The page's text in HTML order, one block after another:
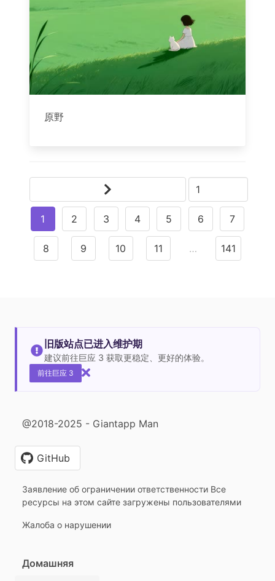
原野
1 2 3 4 5 6 7
8 9 10 11 … 141
旧版站点已进入维护期
建议前往巨应 3 获取更稳定、更好的体验。
前往巨应 3
@2018-2025 - Giantapp Man
GitHub
Заявление об ограничении ответственности Все
ресурсы на этом сайте загружены пользователями
Жалоба о нарушении
Домашняя